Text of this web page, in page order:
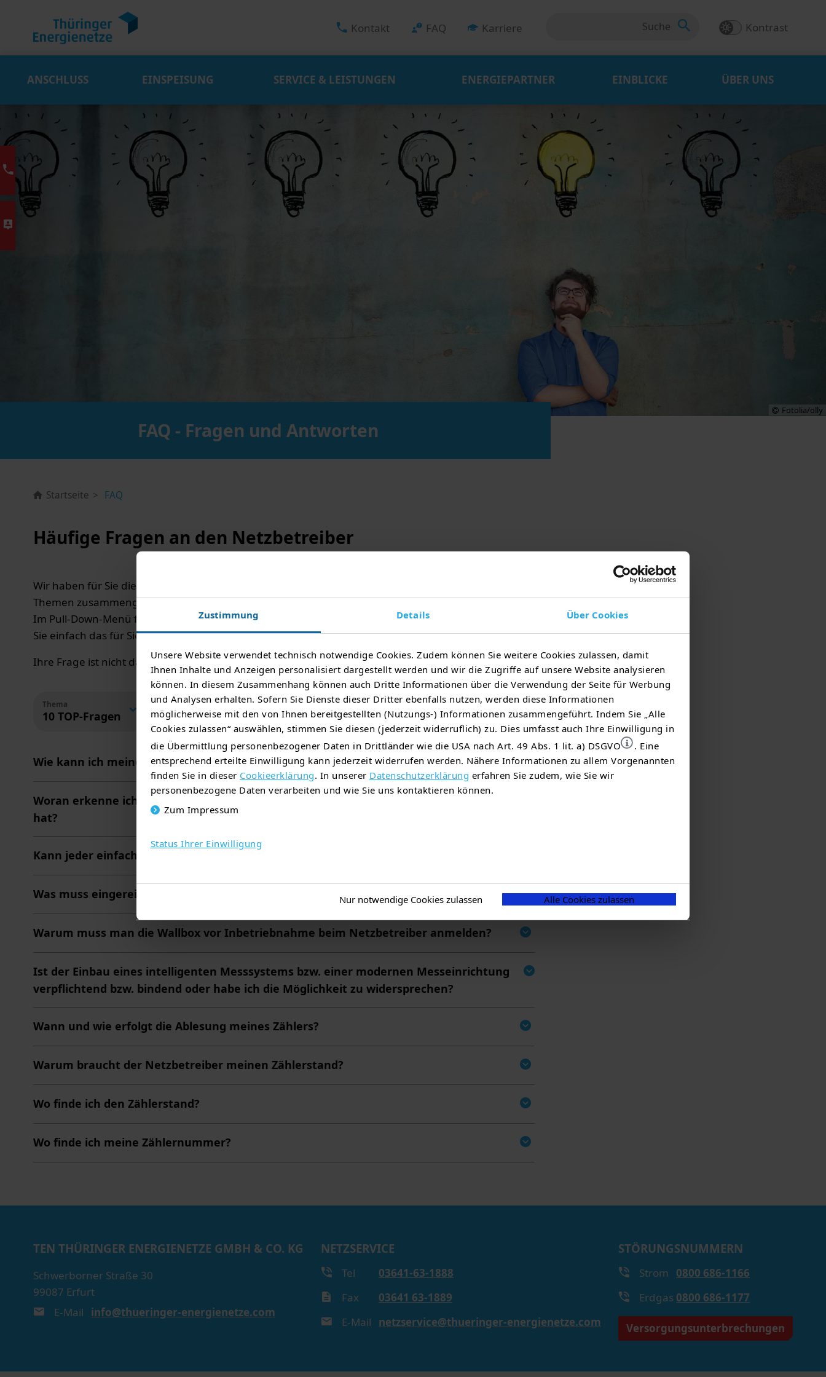
Zustimmung Details Über Cookies
Unsere Website verwendet technisch notwendige Cookies. Zudem können Sie weitere Cookies zulassen, damit
Ihnen Inhalte und Anzeigen personalisiert dargestellt werden und wir die Zugriffe auf unsere Website analysieren
können. In diesem Zusammenhang können auch Dritte Informationen über die Verwendung der Seite für Werbung
und Analysen erhalten. Sofern Sie Dienste dieser Dritter ebenfalls nutzen, werden diese Informationen
möglicherweise mit den von Ihnen bereitgestellten (Nutzungs-) Informationen zusammengeführt. Indem Sie „Alle
Cookies zulassen“ auswählen, stimmen Sie diesen (jederzeit widerruflich) zu. Dies umfasst auch Ihre Einwilligung in
die Übermittlung personenbezogener Daten in Drittländer wie die USA nach Art. 49 Abs. 1 lit. a) DSGVO
. Eine
entsprechend erteilte Einwilligung kann jederzeit widerrufen werden. Nähere Informationen zu allem Vorgenannten
finden Sie in dieser Cookieerklärung. In unserer Datenschutzerklärung erfahren Sie zudem, wie Sie wir
personenbezogene Daten verarbeiten und wie Sie uns kontaktieren können.
Zum Impressum
Status Ihrer Einwilligung
Nur notwendige Cookies zulassen Alle Cookies zulassen
Kontakt FAQ Karriere Kontrast
ANSCHLUSS EINSPEISUNG SERVICE & LEISTUNGEN ENERGIEPARTNER EINBLICKE ÜBER UNS
Fotolia/olly
FAQ - Fragen und Antworten
Startseite FAQ
Häufige Fragen an den Netzbetreiber
Wir haben für Sie die häufigsten Fragen und Antworten zu den verschiedensten Netzbetreiber-
Themen zusammengetragen.
Im Pull-Down-Menü finden Sie jeweils Informationen aus den unterschiedlichen Bereichen. Wählen
Sie einfach das für Sie interessante Themengebiet aus und erfahren Sie mehr.
Ihre Frage ist nicht dabei? Dann schicken Sie uns Ihre Frage aninfo@thueringer-energienetze.com.
Thema
10 TOP-Fragen
In FAQs suchen nach:
Wie kann ich meinen Zählerstand melden?
Woran erkenne ich, ob mein Zähler eine Doppeltarifmessung oder Eintarifmessung
hat?
Kann jeder einfach einen Ladepunkt installieren?
Was muss eingereicht werden?
Warum muss man die Wallbox vor Inbetriebnahme beim Netzbetreiber anmelden?
Ist der Einbau eines intelligenten Messsystems bzw. einer modernen Messeinrichtung
verpflichtend bzw. bindend oder habe ich die Möglichkeit zu widersprechen?
Wann und wie erfolgt die Ablesung meines Zählers?
Warum braucht der Netzbetreiber meinen Zählerstand?
Wo finde ich den Zählerstand?
Wo finde ich meine Zählernummer?
TEN THÜRINGER ENERGIENETZE GMBH & CO. KG
Schwerborner Straße 30
99087 Erfurt
E-Mail
info@thueringer-energienetze.com
NETZSERVICE
Tel
03641-63-1888
Fax
03641 63-1889
E-Mail
netzservice@thueringer-energienetze.com
STÖRUNGSNUMMERN
Strom
0800 686-1166
Erdgas 0800 686-1177
Versorgungsunterbrechungen